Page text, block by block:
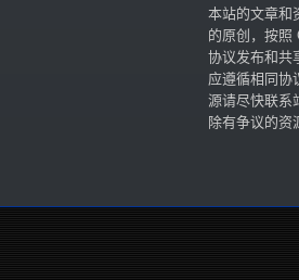
本站的文章和
的原创，按照
协议发布和共
应遵循相同协
源请尽快联系
除有争议的资